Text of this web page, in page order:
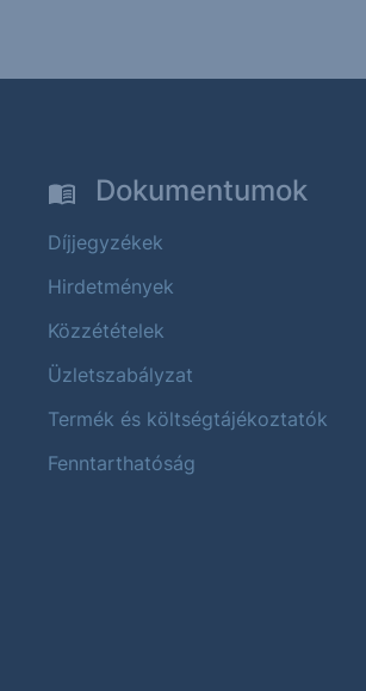
Dokumentumok
Díjjegyzékek
Hirdetmények
Közzétételek
Üzletszabályzat
Termék és költségtájékoztatók
Fenntarthatóság